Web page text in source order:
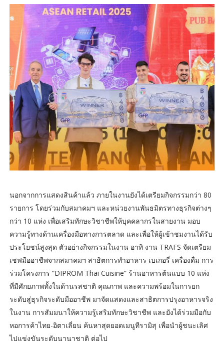
นอกจากการแสดงสินค้าแล้ว ภายในงานยังได้เตรียมกิจกรรมกว่า 80
รายการ โดยร่วมกับสมาคมฯ และหน่วยงานพันธมิตรทางธุรกิจต่างๆ
กว่า 10 แห่ง เพื่อเสริมทักษะวิชาชีพให้บุคคลากรในสายงาน มอบ
ความรู้ทางด้านเครื่องมือทางการตลาด และเพื่อให้ผู้เข้าชมงานได้รับ
ประโยชน์สูงสุด ตัวอย่างกิจกรรมในงาน อาทิ งาน TRAFS จัดเตรียม
เชฟมืออาชีพจากสมาคมฯ สาธิตการทำอาหาร เบเกอรี่ เครื่องดื่ม การ
ร่วมโครงการ “DIPROM Thai Cuisine” ร้านอาหารต้นแบบ 10 แห่ง
ที่มีศักยภาพทั้งในด้านรสชาติ คุณภาพ และความพร้อมในการยก
ระดับสู่ธุรกิจระดับมืออาชีพ มาจัดแสดงและสาธิตการปรุงอาหารจริง
ในงาน การสัมมนาให้ความรู้เสริมทักษะวิชาชีพ และยังได้ร่วมมือกับ
หอการค้าไทย-อิตาเลี่ยน ค้นหาสุดยอดเมนูทีรามิสุ เพื่อนำผู้ชนะเลิศ
ไปแข่งขันระดับนานาชาติ ต่อไป